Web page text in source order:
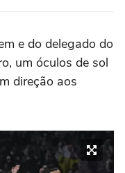
e do delegado do
um óculos de sol
direção aos